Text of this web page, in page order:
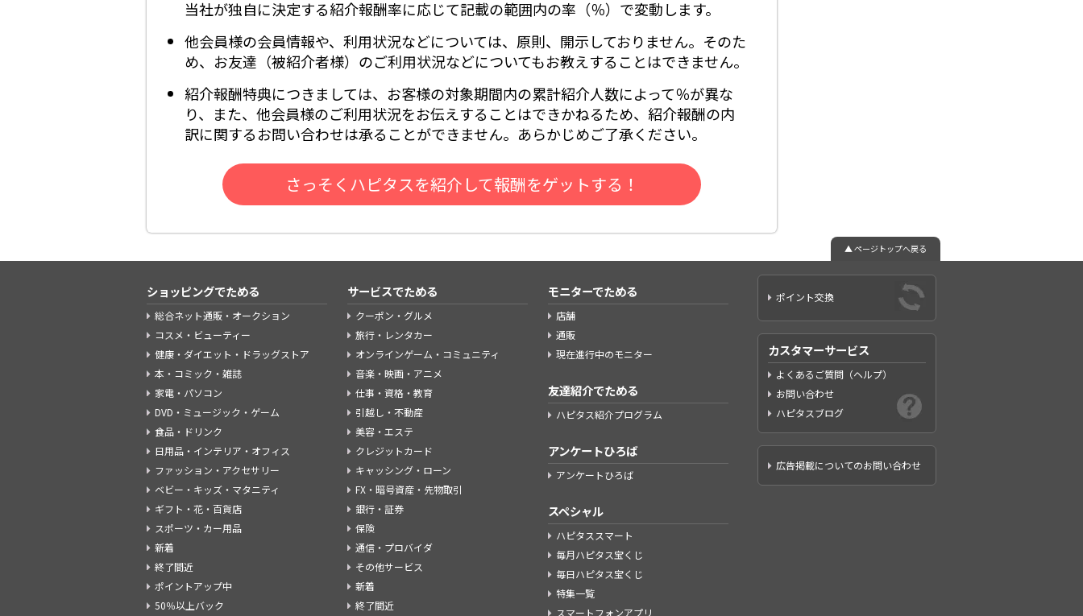
当社が独自に決定する紹介報酬率に応じて記載の範囲内の率（％）で変動します。
他会員様の会員情報や、利用状況などについては、原則、開示しておりません。そのた
め、お友達（被紹介者様）のご利用状況などについてもお教えすることはできません。
紹介報酬特典につきましては、お客様の対象期間内の累計紹介人数によって％が異な
り、また、他会員様のご利用状況をお伝えすることはできかねるため、紹介報酬の内
訳に関するお問い合わせは承ることができません。あらかじめご了承ください。
さっそくハピタスを紹介して報酬をゲットする！
▲ ページトップへ戻る
ショッピングでためる
総合ネット通販・オークション
コスメ・ビューティー
健康・ダイエット・ドラッグストア
本・コミック・雑誌
家電・パソコン
DVD・ミュージック・ゲーム
食品・ドリンク
日用品・インテリア・オフィス
ファッション・アクセサリー
ベビー・キッズ・マタニティ
ギフト・花・百貨店
スポーツ・カー用品
新着
終了間近
ポイントアップ中
50％以上バック
サービスでためる
クーポン・グルメ
旅行・レンタカー
オンラインゲーム・コミュニティ
音楽・映画・アニメ
仕事・資格・教育
引越し・不動産
美容・エステ
クレジットカード
キャッシング・ローン
FX・暗号資産・先物取引
銀行・証券
保険
通信・プロバイダ
その他サービス
新着
終了間近
モニターでためる
店舗
通販
現在進行中のモニター
友達紹介でためる
ハピタス紹介プログラム
アンケートひろば
アンケートひろば
スペシャル
ハピタススマート
毎月ハピタス宝くじ
毎日ハピタス宝くじ
特集一覧
スマートフォンアプリ
ポイント交換
カスタマーサービス
よくあるご質問（ヘルプ）
お問い合わせ
ハピタスブログ
広告掲載についてのお問い合わせ